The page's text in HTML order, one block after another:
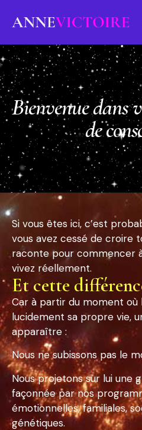
Bienvenue dans
de
Si vous êtes ici, c’est
vous avez cessé de croire
raconte pour commencer
vivez réellement.
Et cette
Car à partir du moment où
lucidement sa propre vie,
apparaître :
Nous ne subissons pas le
Nous projetons sur lui une
façonnée par nos
émotionnelles, familiales,
génétiques.